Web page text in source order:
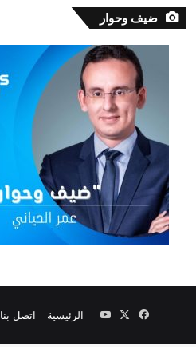
ضيف وحوار
الرئيسية اتصل بنا فيسبوك ‫YouTube